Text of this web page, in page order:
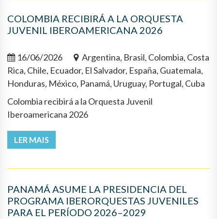
COLOMBIA RECIBIRÁ A LA ORQUESTA
JUVENIL IBEROAMERICANA 2026
16/06/2026
Argentina, Brasil, Colombia, Costa
Rica, Chile, Ecuador, El Salvador, España, Guatemala,
Honduras, México, Panamá, Uruguay, Portugal, Cuba
Colombia recibirá a la Orquesta Juvenil
Iberoamericana 2026
LER MAIS
PANAMÁ ASUME LA PRESIDENCIA DEL
PROGRAMA IBERORQUESTAS JUVENILES
PARA EL PERÍODO 2026–2029